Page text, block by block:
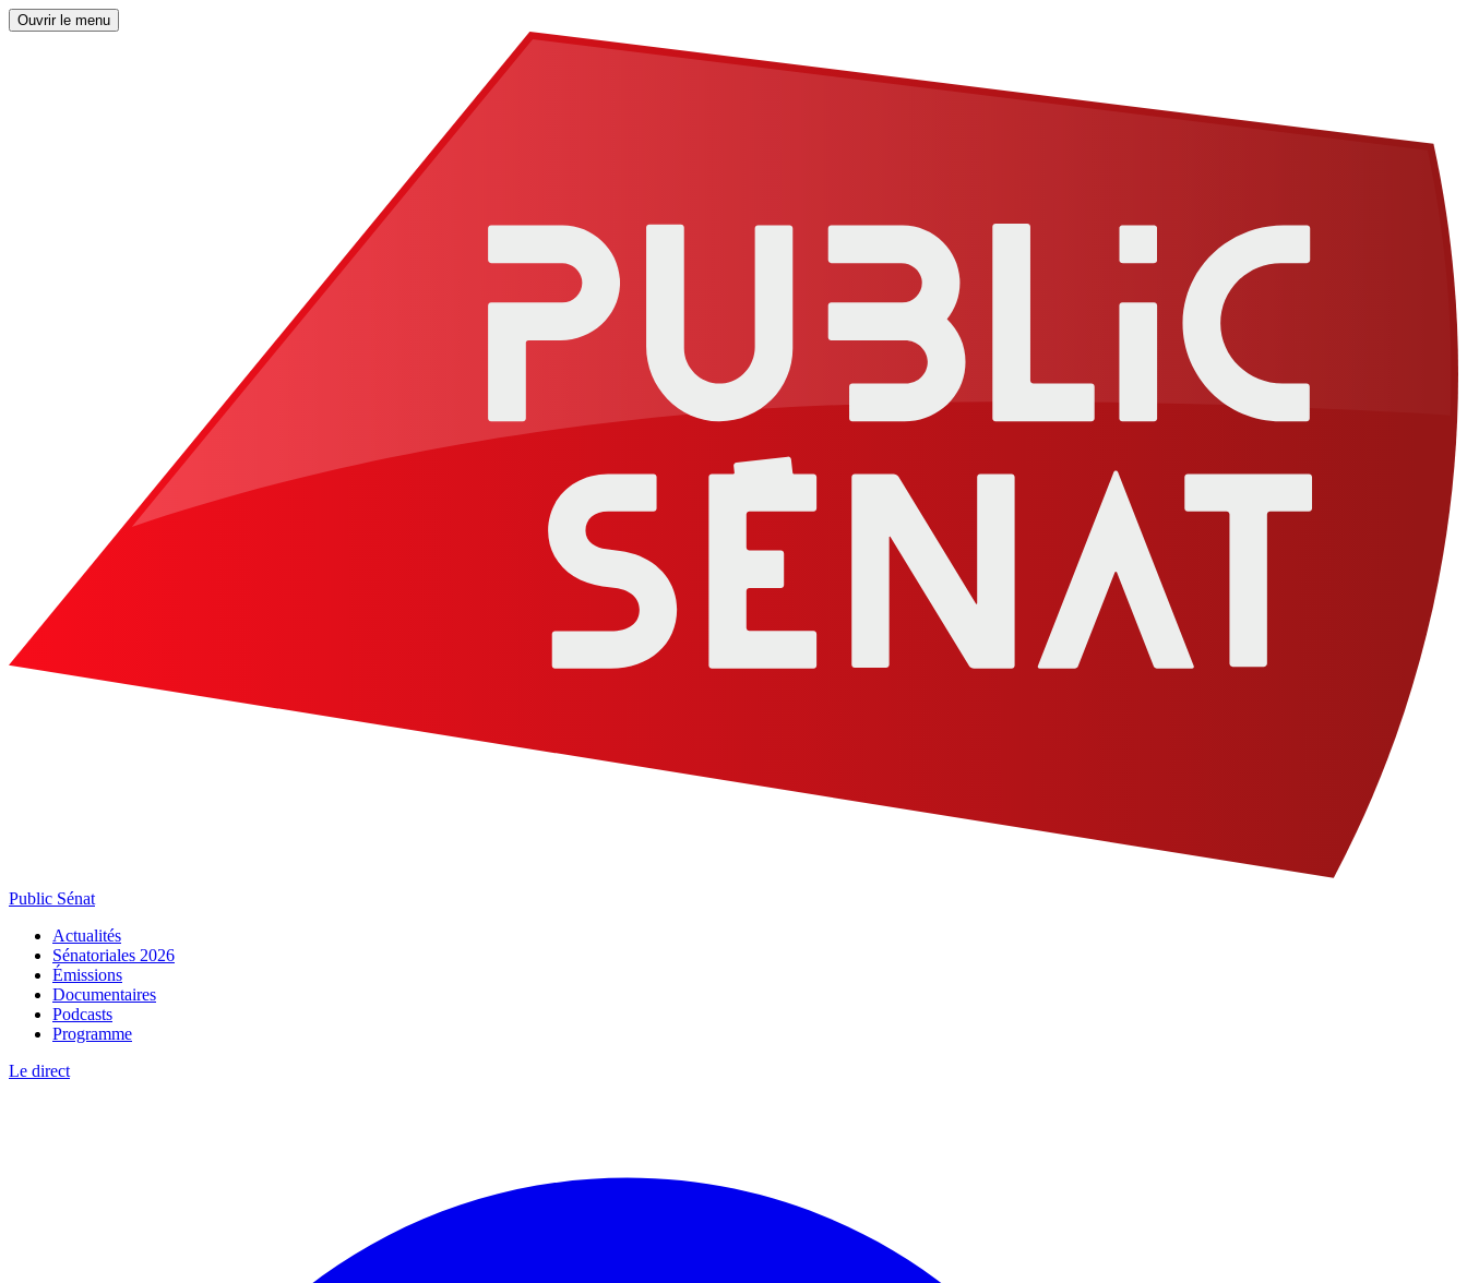
Ouvrir le menu
Public Sénat
Actualités
Sénatoriales 2026
Émissions
Documentaires
Podcasts
Programme
Le direct